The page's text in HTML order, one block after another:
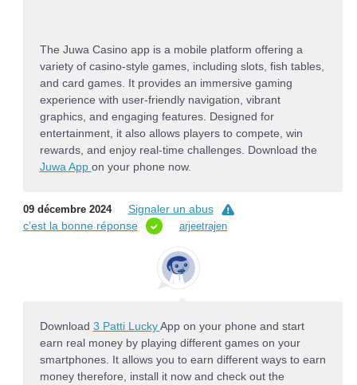
The Juwa Casino app is a mobile platform offering a
variety of casino-style games, including slots, fish tables,
and card games. It provides an immersive gaming
experience with user-friendly navigation, vibrant
graphics, and engaging features. Designed for
entertainment, it also allows players to compete, win
rewards, and enjoy real-time challenges. Download the
Juwa App on your phone now.
09 décembre 2024
Signaler un abus
c’est la bonne réponse
arjeetrajen
Download 3 Patti LuckyApp on your phone and start
earn real money by playing different games on your
smartphones. It allows you to earn different ways to earn
money therefore, install it now and check out the